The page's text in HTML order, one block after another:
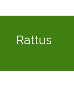
Rattus